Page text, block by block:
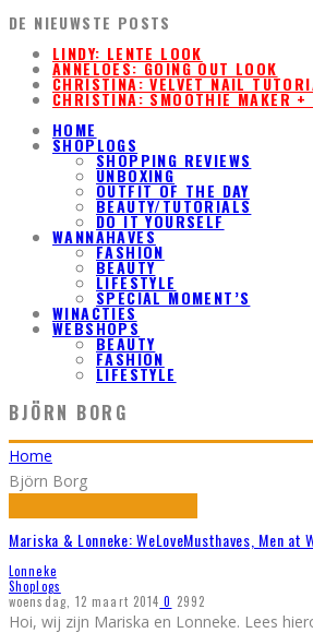
DE NIEUWSTE POSTS
LINDY: LENTE LOOK
ANNELOES: GOING OUT LOOK
CHRISTINA: VELVET NAIL
CHRISTINA: SMOOTHIE MAKER +
HOME
SHOPLOGS
SHOPPING REVIEWS
UNBOXING
OUTFIT OF THE DAY
BEAUTY/TUTORIALS
DO IT YOURSELF
WANNAHAVES
FASHION
BEAUTY
LIFESTYLE
SPECIAL MOMENT’S
WINACTIES
WEBSHOPS
BEAUTY
FASHION
LIFESTYLE
BJÖRN BORG
Home
Björn Borg
Mariska & Lonneke: WeLoveMusthaves, Men at
Lonneke
Shoplogs
woensdag, 12 maart 2014 0 2992
Hoi, wij zijn Mariska en Lonneke. Lees